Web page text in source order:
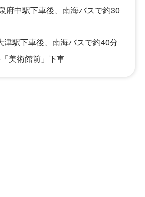
府中駅下車後、南海バスで約30
津駅下車後、南海バスで約40分
美術館前」下車